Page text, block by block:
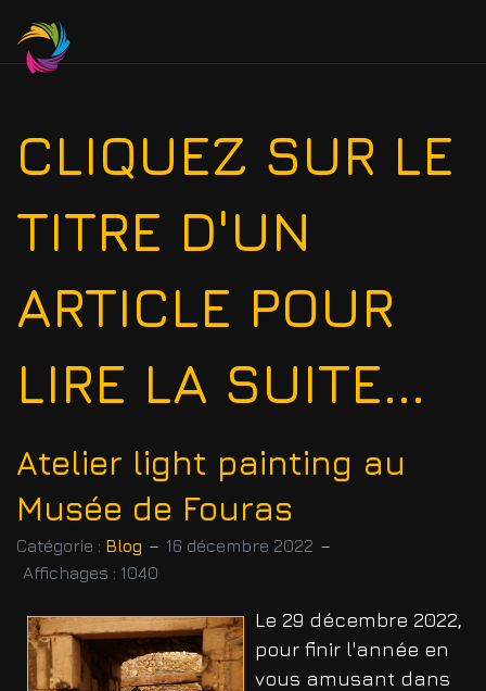
CLIQUEZ SUR LE
TITRE D'UN
ARTICLE POUR
LIRE LA SUITE...
Atelier light painting au
Musée de Fouras
Catégorie : Blog
16 décembre 2022
Affichages : 1040
Le 29 décembre 2022,
pour finir l'année en
vous amusant dans